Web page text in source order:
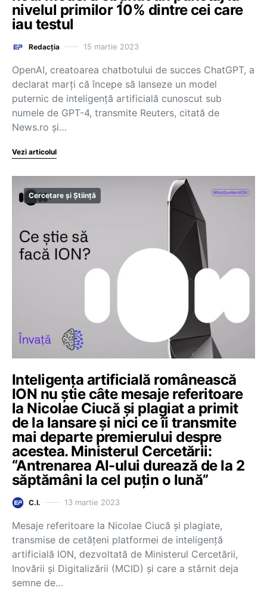
nivelul primilor 10% dintre cei care
iau testul
Redacția 15 martie 2023
OpenAI, creatoarea chatbotului de succes ChatGPT, a
declarat marţi că începe să lanseze un model
puternic de inteligenţă artificială cunoscut sub
numele de GPT-4, transmite Reuters, citată de
News.ro și…
Vezi articolul
Cercetare și Știință
Inteligența artificială românească
ION nu știe câte mesaje referitoare
la Nicolae Ciucă și plagiat a primit
de la lansare și nici ce îi transmite
mai departe premierului despre
acestea. Ministerul Cercetării:
“Antrenarea AI-ului durează de la 2
săptămâni la cel puțin o lună”
C.I. 13 martie 2023
Mesaje referitoare la Nicolae Ciucă și plagiate,
transmise de cetățeni platformei de inteligență
artificială ION, dezvoltată de Ministerul Cercetării,
Inovării și Digitalizării (MCID) și care a stârnit deja
semne de…